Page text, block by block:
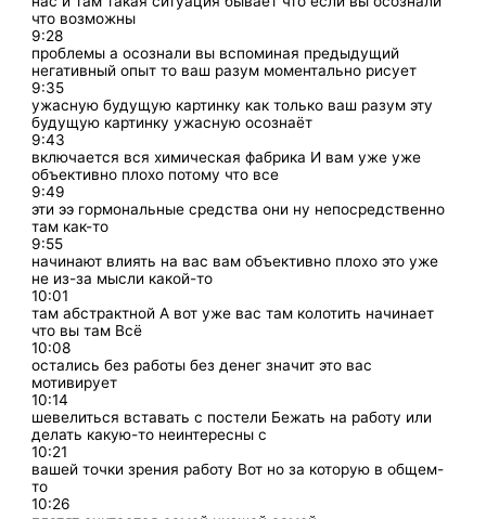
что возможны
9:28
проблемы а осознали вы вспоминая предыдущий
негативный опыт то ваш разум моментально рисует
9:35
ужасную будущую картинку как только ваш разум эту
будущую картинку ужасную осознаёт
9:43
включается вся химическая фабрика И вам уже уже
объективно плохо потому что все
9:49
эти ээ гормональные средства они ну непосредственно
там как-то
9:55
начинают влиять на вас вам объективно плохо это уже
не из-за мысли какой-то
10:01
там абстрактной А вот уже вас там колотить начинает
что вы там Всё
10:08
остались без работы без денег значит это вас
мотивирует
10:14
шевелиться вставать с постели Бежать на работу или
делать какую-то неинтересны с
10:21
вашей точки зрения работу Вот но за которую в общем-
то
10:26